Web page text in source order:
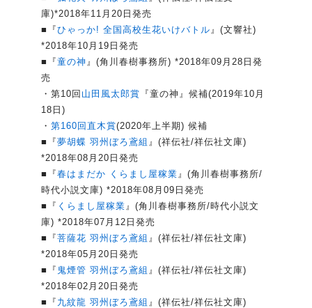
庫)*2018年11月20日発売
■『ひゃっか! 全国高校生花いけバトル』(文響社)
*2018年10月19日発売
■『童の神』(角川春樹事務所) *2018年09月28日発
売
・第10回 山田風太郎賞 『童の神』候補(2019年10月
18日)
・ 第160回直木賞(2020年上半期) 候補
■『夢胡蝶 羽州ぼろ鳶組 』(祥伝社/祥伝社文庫)
*2018年08月20日発売
■『春はまだか くらまし屋稼業』(角川春樹事務所/
時代小説文庫) *2018年08月09日発売
■『 くらまし屋稼業』(角川春樹事務所/時代小説文
庫) *2018年07月12日発売
■『菩薩花 羽州ぼろ鳶組 』(祥伝社/祥伝社文庫)
*2018年05月20日発売
■『 鬼煙管 羽州ぼろ鳶組 』(祥伝社/祥伝社文庫)
*2018年02月20日発売
■『 九紋龍 羽州ぼろ鳶組 』(祥伝社/祥伝社文庫)